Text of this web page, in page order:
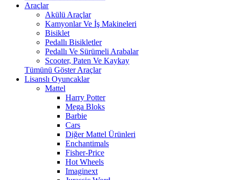
Araçlar
Akülü Araçlar
Kamyonlar Ve İş Makineleri
Bisiklet
Pedallı Bisikletler
Pedallı Ve Sürümeli Arabalar
Scooter, Paten Ve Kaykay
Tümünü Göster Araçlar
Lisanslı Oyuncaklar
Mattel
Harry Potter
Mega Bloks
Barbie
Cars
Diğer Mattel Ürünleri
Enchantimals
Fisher-Price
Hot Wheels
Imaginext